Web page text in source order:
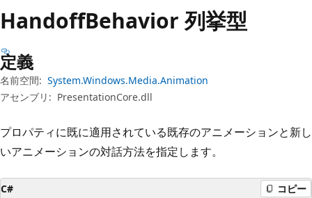
ッ
プ
HandoffBehavior 列挙型
定義
名前空間: System.Windows.Media.Animation
アセンブリ: PresentationCore.dll
プロパティに既に適用されている既存のアニメーションと新し
いアニメーションの対話方法を指定します。
C# コピー